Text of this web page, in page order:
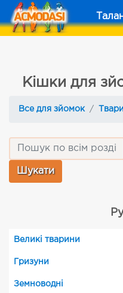
Кішки для
Все для зйомок
Великі тварини
Гризуни
Земноводні